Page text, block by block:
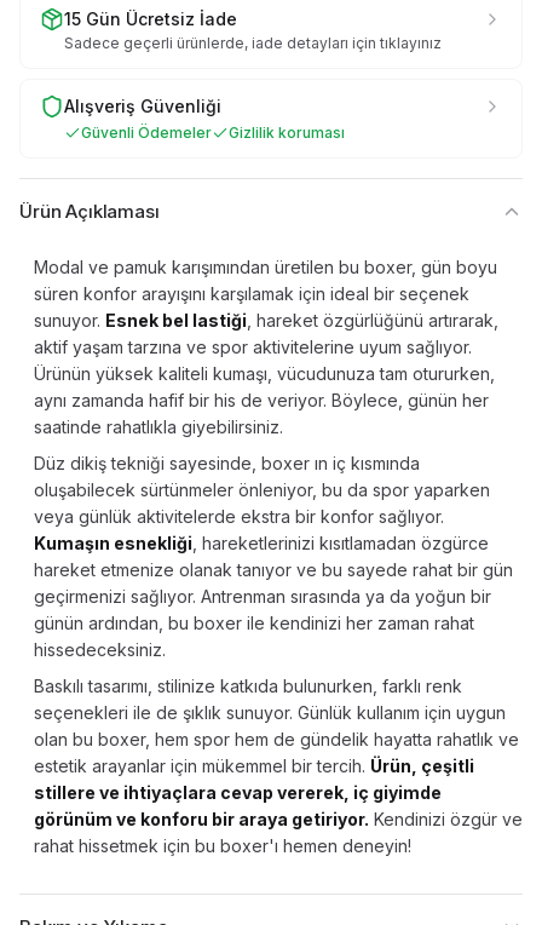
15 Gün Ücretsiz İade
Sadece geçerli ürünlerde, iade detayları için tıklayınız
Alışveriş Güvenliği
Güvenli Ödemeler Gizlilik koruması
Ürün Açıklaması
Modal ve pamuk karışımından üretilen bu boxer, gün boyu
süren konfor arayışını karşılamak için ideal bir seçenek
sunuyor. Esnek bel lastiği , hareket özgürlüğünü artırarak,
aktif yaşam tarzına ve spor aktivitelerine uyum sağlıyor.
Ürünün yüksek kaliteli kumaşı, vücudunuza tam otururken,
aynı zamanda hafif bir his de veriyor. Böylece, günün her
saatinde rahatlıkla giyebilirsiniz.
Düz dikiş tekniği sayesinde, boxer ın iç kısmında
oluşabilecek sürtünmeler önleniyor, bu da spor yaparken
veya günlük aktivitelerde ekstra bir konfor sağlıyor.
Kumaşın esnekliği , hareketlerinizi kısıtlamadan özgürce
hareket etmenize olanak tanıyor ve bu sayede rahat bir gün
geçirmenizi sağlıyor. Antrenman sırasında ya da yoğun bir
günün ardından, bu boxer ile kendinizi her zaman rahat
hissedeceksiniz.
Baskılı tasarımı, stilinize katkıda bulunurken, farklı renk
seçenekleri ile de şıklık sunuyor. Günlük kullanım için uygun
olan bu boxer, hem spor hem de gündelik hayatta rahatlık ve
estetik arayanlar için mükemmel bir tercih. Ürün, çeşitli
stillere ve ihtiyaçlara cevap vererek, iç giyimde
görünüm ve konforu bir araya getiriyor. Kendinizi özgür ve
rahat hissetmek için bu boxer'ı hemen deneyin!